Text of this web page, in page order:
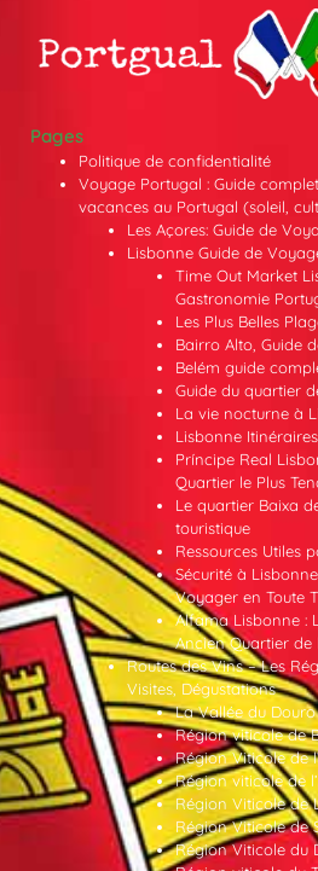
Pages
Politique de confidentialité
Voyage Portugal : Guide
vacances au Portugal (soleil,
Les Açores: Guide de
Lisbonne Guide de
Time Out Market
Gastronomie
Les Plus Belles
Bairro Alto, Guide
Belém guide
Guide du quartier
La vie nocturne à
Lisbonne
Príncipe Real
Quartier le Plus
Le quartier Baixa
touristique
Ressources Utiles
Sécurité à
Voyager en Toute
Alfama Lisbonne :
Ancien Quartier
Routes des Vins – Les
Visites, Dégustations
La Vallée du
Région viticole de
Région Viticole de
Région viticole de
Région Viticole de
Région Viticole de
Région Viticole du